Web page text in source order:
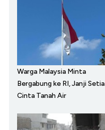
Warga Malaysia Minta
Bergabung ke RI, Janji Setia
Cinta Tanah Air